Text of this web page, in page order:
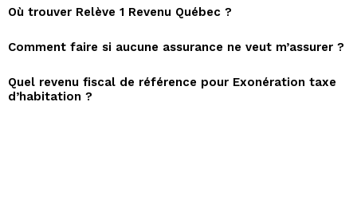
Où trouver Relève 1 Revenu Québec ?
Comment faire si aucune assurance ne veut m’assurer ?
Quel revenu fiscal de référence pour Exonération taxe
d’habitation ?